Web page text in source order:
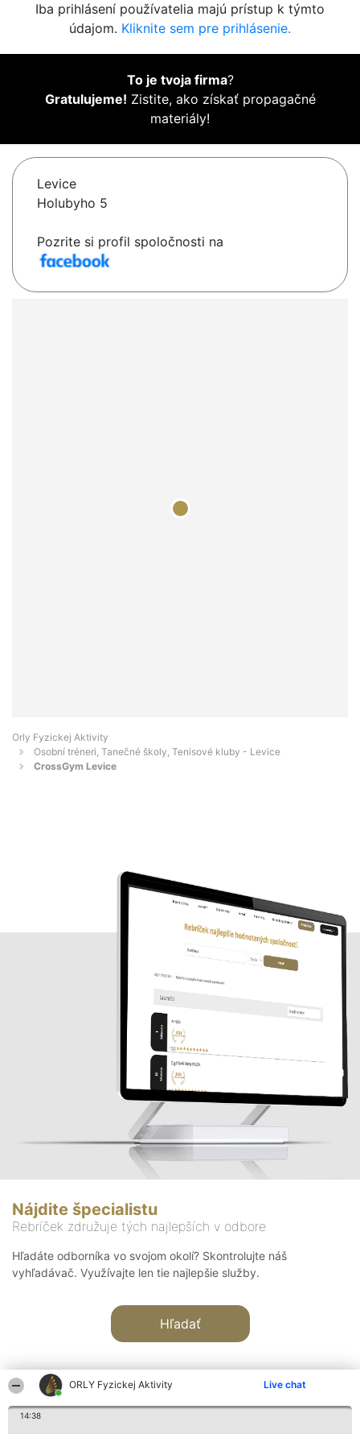
ORLY Fyzickej Aktivity Live chat
14:38
Iba prihlásení používatelia majú prístup k týmto
údajom. Kliknite sem pre prihlásenie.
To je tvoja firma?
Gratulujeme! Zistite, ako získať propagačné
materiály!
Levice
Holubyho 5
Pozrite si profil spoločnosti na
Orly Fyzickej Aktivity
Osobní tréneri, Tanečné školy, Tenisové kluby - Levice
CrossGym Levice
Nájdite špecialistu
Rebríček združuje tých najlepších v odbore
Hľadáte odborníka vo svojom okolí? Skontrolujte náš
vyhľadávač. Využívajte len tie najlepšie služby.
Hľadať